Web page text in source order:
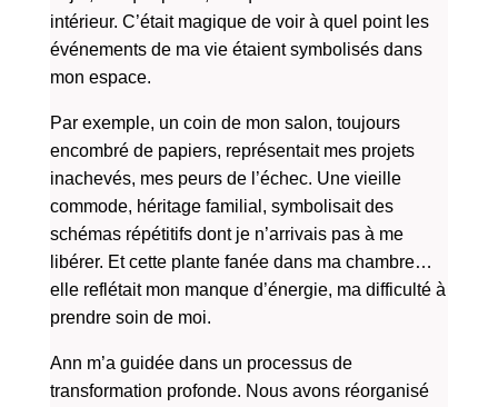
intérieur. C’était magique de voir à quel point les
événements de ma vie étaient symbolisés dans
mon espace.
Par exemple, un coin de mon salon, toujours
encombré de papiers, représentait mes projets
inachevés, mes peurs de l’échec. Une vieille
commode, héritage familial, symbolisait des
schémas répétitifs dont je n’arrivais pas à me
libérer. Et cette plante fanée dans ma chambre…
elle reflétait mon manque d’énergie, ma difficulté à
prendre soin de moi.
Ann m’a guidée dans un processus de
transformation profonde. Nous avons réorganisé